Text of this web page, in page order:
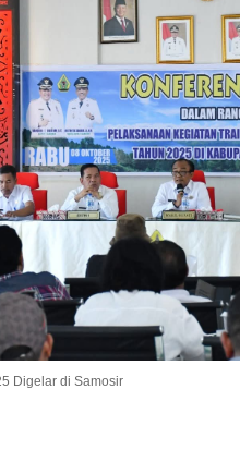
Digelar di Samosir